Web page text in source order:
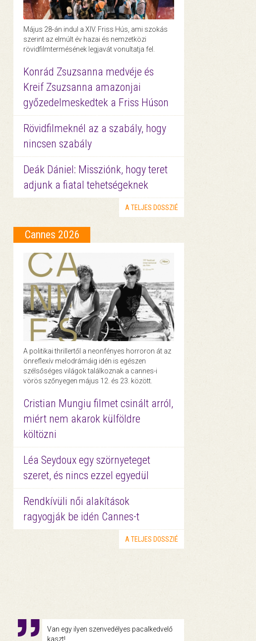
Május 28-án indul a XIV. Friss Hús, ami szokás
szerint az elmúlt év hazai és nemzetközi
rövidfilmtermésének legjavát vonultatja fel.
Konrád Zsuzsanna medvéje és
Kreif Zsuzsanna amazonjai
győzedelmeskedtek a Friss Húson
Rövidfilmeknél az a szabály, hogy
nincsen szabály
Deák Dániel: Missziónk, hogy teret
adjunk a fiatal tehetségeknek
A TELJES DOSSZIÉ
Cannes 2026
A politikai thrillertől a neonfényes horroron át az
önreflexív melodrámáig idén is egészen
szélsőséges világok találkoznak a cannes-i
vörös szőnyegen május 12. és 23. között.
Cristian Mungiu filmet csinált arról,
miért nem akarok külföldre
költözni
Léa Seydoux egy szörnyeteget
szeret, és nincs ezzel egyedül
Rendkívüli női alakítások
ragyogják be idén Cannes-t
A TELJES DOSSZIÉ
Van egy ilyen szenvedélyes pacalkedvelő
kaszt!